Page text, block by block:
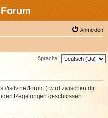
Anmelden
Sprache:
isdv.net/forum“) wird zwischen dir
Regelungen geschlossen: